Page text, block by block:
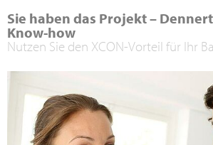
Sie haben das Projekt –
Know-how
Nutzen Sie den XCON-Vorteil für Ihr